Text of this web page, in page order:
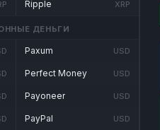
Ripple XRP
ДЕНЬГИ
Paxum USD
Perfect Money USD
Payoneer USD
PayPal USD